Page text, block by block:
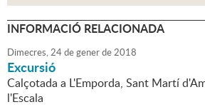
INFORMACIÓ RELACIONADA
Dimecres,24degenerde2018
Excursió
Calçotada a L'Emporda, Sant Martí
l'Escala